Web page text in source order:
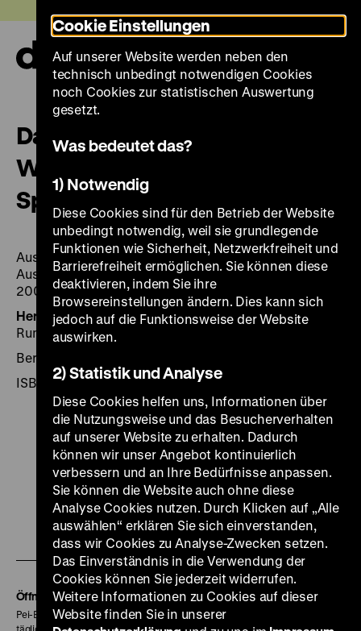
zum
Seiteninhalt
springen
Das Spiel: die Fußball-
Weltmeisterschaften im
Spiegel der Sportfotografie
Ausstellung Deutsches Historisches Museum, Berlin,
Ausstellungshalle von I. M. Pei, 29. April bis 30. Juli
2006
Herausgegeben von: Hrsg.:Ulrich Crüwell und Per
Rumberg
Berlin 2006, 208 Seiten: überw. Ill., DHM
ISBN 3-86102-139-0
Zu
unserer
Instagram
Seite
Zu
unserer
YouTube
Seite
Zu
unserer
Facebook
Seite
Zu
unserer
LinkedIn
Seite
Zu
Seite
Zu
unserer
Soundcloud
Seite
Öffnungszeiten
Pei-Bau:
täglich 10-18 Uhr
Cookie Einstellungen
Auf unserer Website werden neben den
technisch unbedingt notwendigen Cookies
noch Cookies zur statistischen Auswertung
gesetzt.
Was bedeutet das?
1) Notwendig
Diese Cookies sind für den Betrieb der Website
unbedingt notwendig, weil sie grundlegende
Funktionen wie Sicherheit, Netzwerkfreiheit und
Barrierefreiheit ermöglichen. Sie können diese
deaktivieren, indem Sie ihre
Browsereinstellungen ändern. Dies kann sich
jedoch auf die Funktionsweise der Website
auswirken.
2) Statistik und Analyse
Diese Cookies helfen uns, Informationen über
die Nutzungsweise und das Besucherverhalten
auf unserer Website zu erhalten. Dadurch
können wir unser Angebot kontinuierlich
verbessern und an Ihre Bedürfnisse anpassen.
Sie können die Website auch ohne diese
Analyse Cookies nutzen. Durch Klicken auf „Alle
auswählen“ erklären Sie sich einverstanden,
dass wir Cookies zu Analyse-Zwecken setzen.
Das Einverständnis in die Verwendung der
Cookies können Sie jederzeit widerrufen.
Weitere Informationen zu Cookies auf dieser
Website finden Sie in unserer